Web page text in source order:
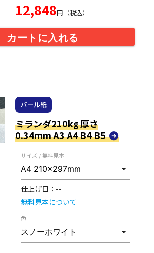
12,848円（税込）
カートに入れる
パール紙
ミランダ210kg 厚さ
0.34mm A3 A4 B4 B5
サイズ / 無料見本
仕上げ目： --
無料見本について
色